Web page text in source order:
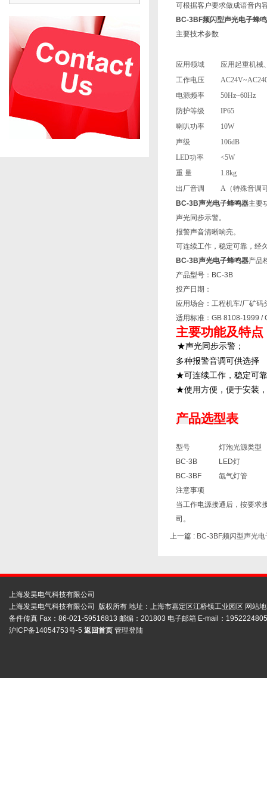
可根据客户要求做成语音内
BC-3BF频闪型声光电子蜂
主要技术参数
应用领域
应用起重机械
工作电压
电源频率
50Hz~60Hz
防护等级
IP65
喇叭功率
10W
声级
106dB
LED功率
<5W
重 量
1.8kg
出厂音调
A（特殊音调
BC-3B声光电子蜂鸣器主要
声光同步示警。
报警声音清晰响亮。
可连续工作，稳定可靠，经
BC-3B声光电子蜂鸣器产品
产品型号：BC-3B
投产日期：
应用场合：工程机车/厂矿码
适用标准：GB 8108-1999 /
主要功能及特点
★声光同步示警；
多种报警音调可供选择
★可连续工作，稳定可
★使用方便，便于安装
产品选型表
型号
灯泡光源类型
BC-3B
LED灯
BC-3BF
氙气灯管
注意事项
当工作电源接通后，按要求
司。
上一篇 : BC-3BF频闪型声光
上海发昊电气科技有限公司
上海发昊电气科技有限公司 版权所有 地址：上海市嘉定区江桥镇工业园区 网站
备件传真 Fax：86-021-59516813 邮编：201803 电子邮箱 E-mail：
沪ICP备14054753号-5 返回首页 管理登陆